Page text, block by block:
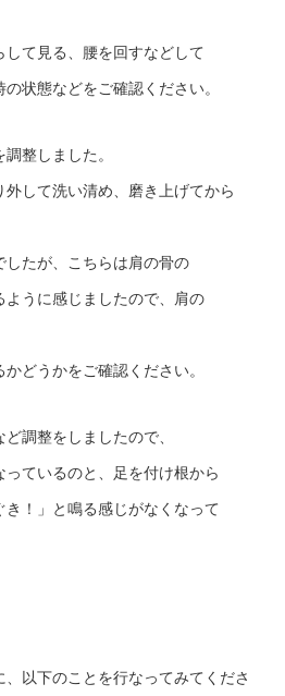
て見る、腰を回すなどして
状態などをご確認ください。
整しました。
して洗い清め、磨き上げてから
たが、こちらは肩の骨の
うに感じましたので、肩の
どうかをご確認ください。
調整をしましたので、
ているのと、足を付け根から
！」と鳴る感じがなくなって
以下のことを行なってみてくださ